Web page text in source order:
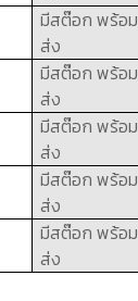
มีสต๊อก พร้อม
ส่ง
มีสต๊อก พร้อม
ส่ง
มีสต๊อก พร้อม
ส่ง
มีสต๊อก พร้อม
ส่ง
มีสต๊อก พร้อม
ส่ง